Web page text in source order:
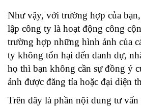
Như vậy, với trường hợp của
lập công ty là hoạt động công
trường hợp những hình ảnh của
ty không tổn hại đến danh dự,
họ thì bạn không cần sự đồng ý
ảnh được đăng tỉa hoặc đại diện
Trên đây là phần nội dung tư